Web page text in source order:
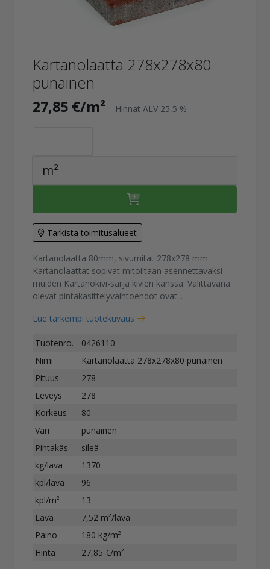
Kartanolaatta 278x278x80
punainen
27,85 €/m² Hinnat ALV 25,5 %
m²
Tarkista toimitusalueet
Kartanolaatta 80mm, sivumitat 278x278 mm.
Kartanolaattat sopivat mitoiltaan asennettavaksi
muiden Kartanokivi-sarja kivien kanssa. Valittavana
olevat pintakäsittelyvaihtoehdot ovat...
Lue tarkempi tuotekuvaus
Tuotenro.
0426110
Nimi
Kartanolaatta 278x278x80 punainen
Pituus
278
Leveys
278
Korkeus
80
Väri
punainen
Pintakäs.
sileä
kg/lava
1370
kpl/lava
96
kpl/m²
13
Lava
7,52 m²/lava
Paino
180 kg/m²
Hinta
27,85 €/m²